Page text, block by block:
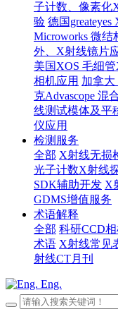
子计数、像素化
验 德国
Microworks 微结
外、X射线镜片
美国XOS 毛细
相机应用 加拿大
克Advascope 混
线测试模体及平
仪应用
检测服务
全部 X射线无损
光子计数X射线
SDK辅助开发 X
GDMS增值服务
术语解释
全部 科研CCD
术语 X射线常见
射线CT月刊
Eng.